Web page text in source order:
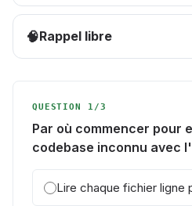
🧠Rappel libre
QUESTION 1/3
Par où commencer pour
codebase inconnu avec
Lire chaque fichier ligne